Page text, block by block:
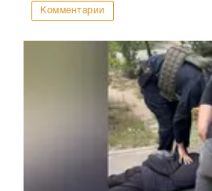
Комментарии